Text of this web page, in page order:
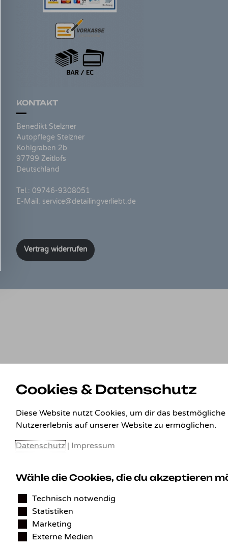
KONTAKT
Benedikt Stelzner
Autopflege Stelzner
Kohlgraben 2b
97799 Zeitlofs
Deutschland
Tel.:09746-9308051
E-Mail: service@detailingverliebt.de
Vertrag widerrufen
Cookies & Datenschutz
Diese Website nutzt Cookies, um dir das bestmögliche
Nutzererlebnis auf unserer Website zu ermöglichen.
Datenschutz | Impressum
Wähle die Cookies, die du akzeptieren
Technisch notwendig
Statistiken
Marketing
Externe Medien